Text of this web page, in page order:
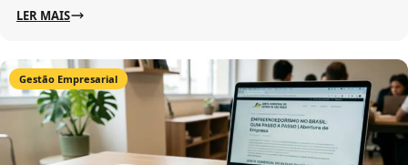
LER MAIS
Gestão Empresarial